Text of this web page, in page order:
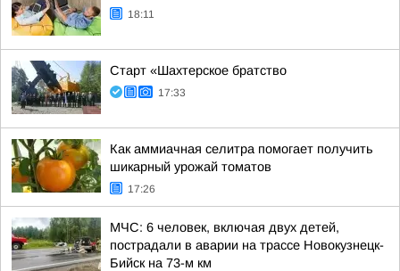
18:11
Старт «Шахтерское братство
17:33
Как аммиачная селитра помогает получить
шикарный урожай томатов
17:26
МЧС: 6 человек, включая двух детей,
пострадали в аварии на трассе Новокузнецк-
Бийск на 73-м км